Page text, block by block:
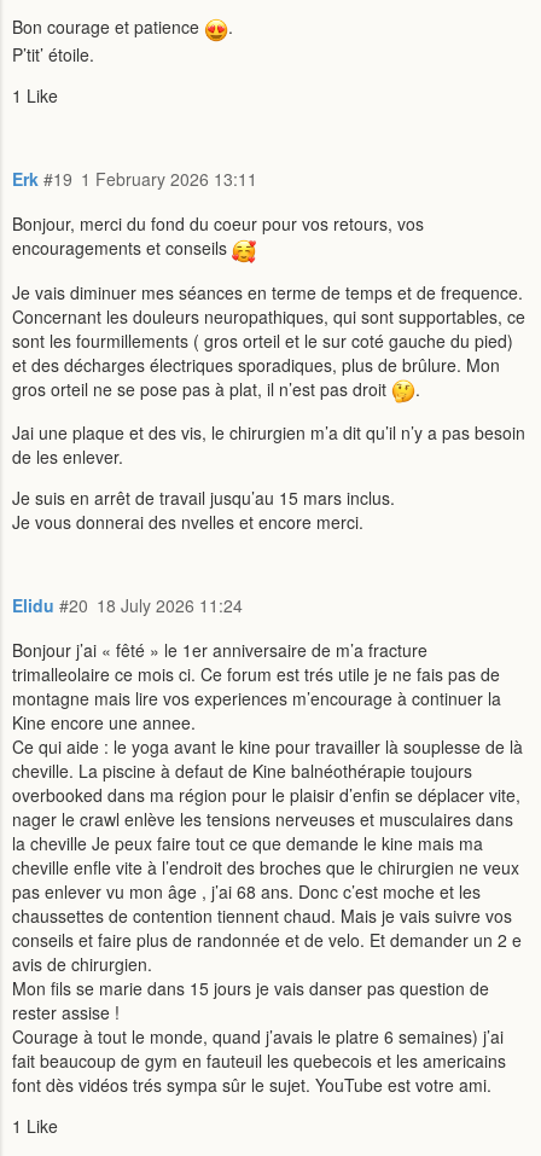
Bon courage et patience
.
P’tit’ étoile.
1 Like
Erk 1 February 2026 13:11
#19
Bonjour, merci du fond du coeur pour vos retours, vos
encouragements et conseils
Je vais diminuer mes séances en terme de temps et de frequence.
Concernant les douleurs neuropathiques, qui sont supportables, ce
sont les fourmillements ( gros orteil et le sur coté gauche du pied)
et des décharges électriques sporadiques, plus de brûlure. Mon
gros orteil ne se pose pas à plat, il n’est pas droit
.
Jai une plaque et des vis, le chirurgien m’a dit qu’il n’y a pas besoin
de les enlever.
Je suis en arrêt de travail jusqu’au 15 mars inclus.
Je vous donnerai des nvelles et encore merci.
Elidu 18 July 2026 11:24
#20
Bonjour j’ai « fêté » le 1er anniversaire de m’a fracture
trimalleolaire ce mois ci. Ce forum est trés utile je ne fais pas de
montagne mais lire vos experiences m’encourage à continuer la
Kine encore une annee.
Ce qui aide : le yoga avant le kine pour travailler là souplesse de là
cheville. La piscine à defaut de Kine balnéothérapie toujours
overbooked dans ma région pour le plaisir d’enfin se déplacer vite,
nager le crawl enlève les tensions nerveuses et musculaires dans
la cheville Je peux faire tout ce que demande le kine mais ma
cheville enfle vite à l’endroit des broches que le chirurgien ne veux
pas enlever vu mon âge , j’ai 68 ans. Donc c’est moche et les
chaussettes de contention tiennent chaud. Mais je vais suivre vos
conseils et faire plus de randonnée et de velo. Et demander un 2 e
avis de chirurgien.
Mon fils se marie dans 15 jours je vais danser pas question de
rester assise !
Courage à tout le monde, quand j’avais le platre 6 semaines) j’ai
fait beaucoup de gym en fauteuil les quebecois et les americains
font dès vidéos trés sympa sûr le sujet. YouTube est votre ami.
1 Like